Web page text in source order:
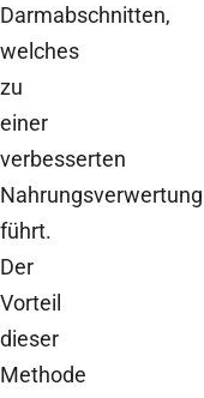
Darmabschnitten,
welches
zu
einer
verbesserten
Nahrungsverwertung
führt.
Der
Vorteil
dieser
Methode